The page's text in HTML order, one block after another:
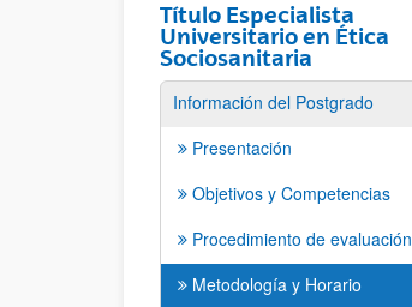
Título Especialista
Universitario en Ética
Sociosanitaria
Información del Postgrado
Presentación
Objetivos y Competencias
Procedimiento de evaluación
Metodología y Horario